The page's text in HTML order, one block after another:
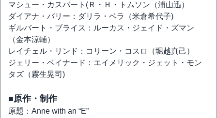
マシュー・カスバート(Ｒ・Ｈ・トムソン（浦山迅）
ダイアナ・バリー：ダリラ・ベラ（米倉希代子)
ギルバート・ブライス：ルーカス・ジェイド・ズマン
（金本涼輔）
レイチェル・リンド：コリーン・コスロ（堀越真己）
ジェリー・ベイナード：エイメリック・ジェット・モン
タズ（霧生晃司)
■原作・制作
原題：Anne with an “E”